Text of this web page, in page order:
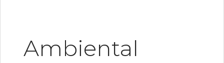
Ambiental